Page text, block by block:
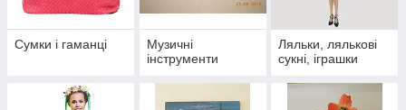
Сумки і гаманці
Музичні
інструменти
Ляльки, лялькові
сукні, іграшки